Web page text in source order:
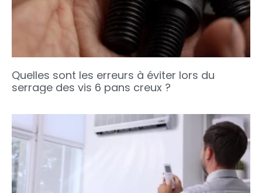
Quelles sont les erreurs à éviter lors du
serrage des vis 6 pans creux ?